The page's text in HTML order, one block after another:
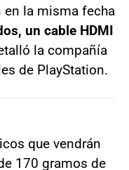
en la misma fecha
un cable HDMI
la compañía
de PlayStation.
que vendrán
170 gramos de